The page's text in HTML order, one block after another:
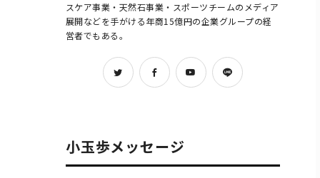
スケア事業・天然石事業・スポーツチームのメディア
展開などを手がける年商15億円の企業グループの経
営者でもある。
小玉歩メッセージ